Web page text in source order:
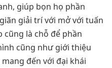
giúp bọn họ phần
giải trí với mở với tuấn
cũng là chỗ để phần
cũng như giới thiệu
đến với đại khái